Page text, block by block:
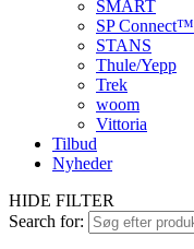
SMART
SP Connect™
STANS
Thule/Yepp
Trek
woom
Vittoria
Tilbud
Nyheder
HIDE FILTER
Search for: